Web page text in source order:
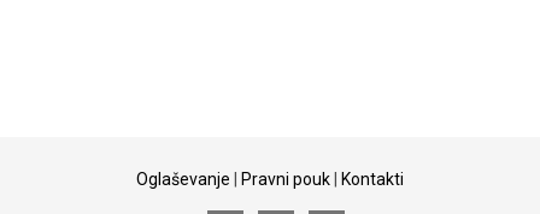
Oglaševanje Pravni pouk Kontakti